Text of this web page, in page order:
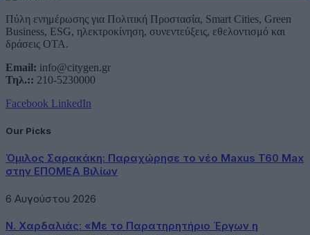
Πύλη ενημέρωσης για Πολιτική Προστασία, Smart Cities, Green
Business, ESG, ηλεκτροκίνηση, συνεντεύξεις, εθελοντισμό και
δράσεις ΟΤΑ.
Email: info@citygen.gr
Τηλ.:: 210-5230000
Facebook LinkedIn
Our Picks
Όμιλος Σαρακάκη: Παραχώρησε το νέο Maxus T60 Max
στην ΕΠΟΜΕΑ Βιλίων
6 Αυγούστου 2026
Ν. Χαρδαλιάς: «Με το Παρατηρητήριο Έργων η